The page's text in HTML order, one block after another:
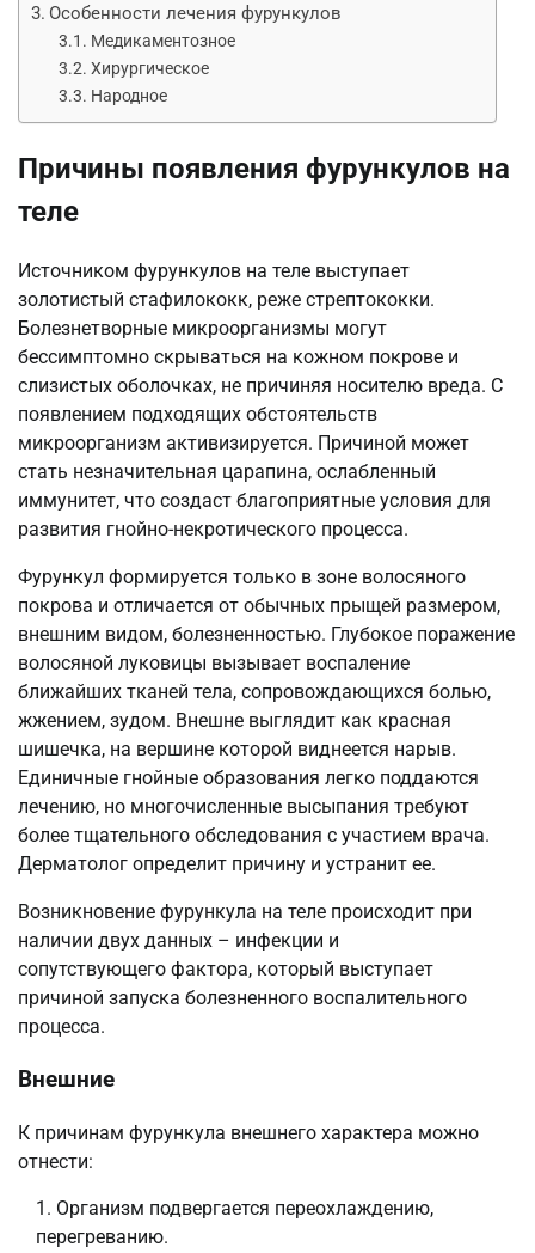
Особенности лечения фурункулов
Медикаментозное
Хирургическое
Народное
Причины появления фурункулов на
теле
Источником фурункулов на теле выступает
золотистый стафилококк, реже стрептококки.
Болезнетворные микроорганизмы могут
бессимптомно скрываться на кожном покрове и
слизистых оболочках, не причиняя носителю вреда. С
появлением подходящих обстоятельств
микроорганизм активизируется. Причиной может
стать незначительная царапина, ослабленный
иммунитет, что создаст благоприятные условия для
развития гнойно-некротического процесса.
Фурункул формируется только в зоне волосяного
покрова и отличается от обычных прыщей размером,
внешним видом, болезненностью. Глубокое поражение
волосяной луковицы вызывает воспаление
ближайших тканей тела, сопровождающихся болью,
жжением, зудом. Внешне выглядит как красная
шишечка, на вершине которой виднеется нарыв.
Единичные гнойные образования легко поддаются
лечению, но многочисленные высыпания требуют
более тщательного обследования с участием врача.
Дерматолог определит причину и устранит ее.
Возникновение фурункула на теле происходит при
наличии двух данных – инфекции и
сопутствующего фактора, который выступает
причиной запуска болезненного воспалительного
процесса.
Внешние
К причинам фурункула внешнего характера можно
отнести:
Организм подвергается переохлаждению,
перегреванию.